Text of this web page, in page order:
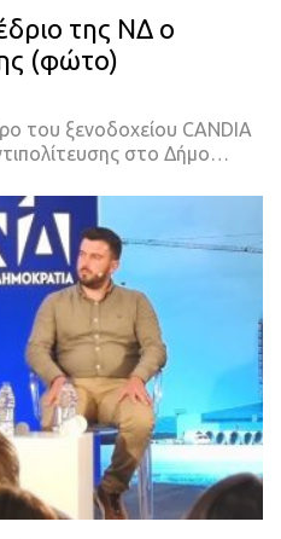
της ΝΔ ο
(φώτο)
του ξενοδοχείου CANDIA
στο Δήμο…